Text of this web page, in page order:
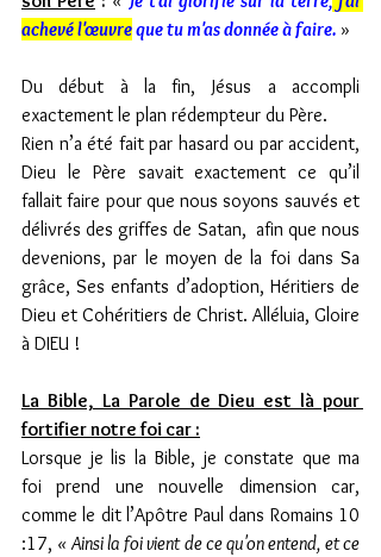
achevé l'œuvre que tu m'as donnée à faire. »
Du début à la fin, Jésus a accompli
exactement le plan rédempteur du Père.
Rien n’a été fait par hasard ou par accident,
Dieu le Père savait exactement ce qu’il
fallait faire pour que nous soyons sauvés et
délivrés des griffes de Satan,  afin que nous
devenions, par le moyen de la foi dans Sa
grâce, Ses enfants d’adoption, Héritiers de
Dieu et Cohéritiers de Christ. Alléluia, Gloire
à DIEU !
La Bible, La Parole de Dieu est là pour
fortifier notre foi car :
Lorsque je lis la Bible, je constate que ma
foi prend une nouvelle dimension car,
comme le dit l’Apôtre Paul dans Romains 10
:17, « Ainsi la foi vient de ce qu'on entend, et ce